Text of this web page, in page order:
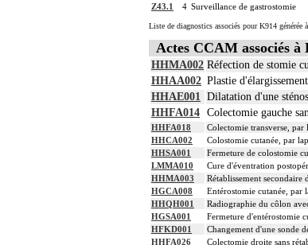
Z43.1
4 Surveillance de gastrostomie
Liste de diagnostics associés pour K914
Actes CCAM associés à
HHMA002 Réfection de stomie
HHAA002 Plastie
HHAE001 Dilatation d'une
HHFA014 Colectomie gauche
HHFA018
Colectomie transverse, par
HHCA002
Colostomie cutanée, par
HHSA001
Fermeture de colostomie
LMMA010
Cure d'éventration
HHMA003
Rétablissement
HGCA008
Entérostomie cutanée, par
HHQH001
Radiographie du côlon
HGSA001
Fermeture d'entérostomie
HFKD001
Changement d'une sonde
HHFA026
Colectomie droite sans